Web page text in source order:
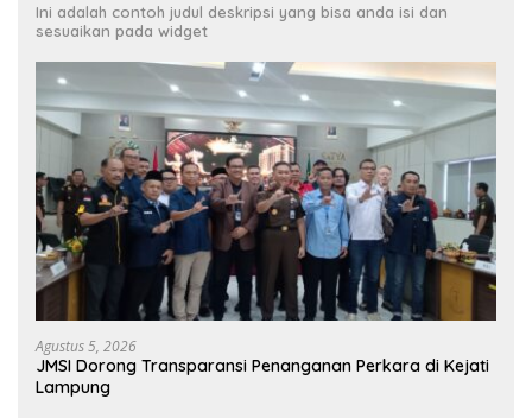
Ini adalah contoh judul deskripsi yang bisa anda isi dan
sesuaikan pada widget
Agustus 5, 2026
JMSI Dorong Transparansi Penanganan Perkara di Kejati
Lampung